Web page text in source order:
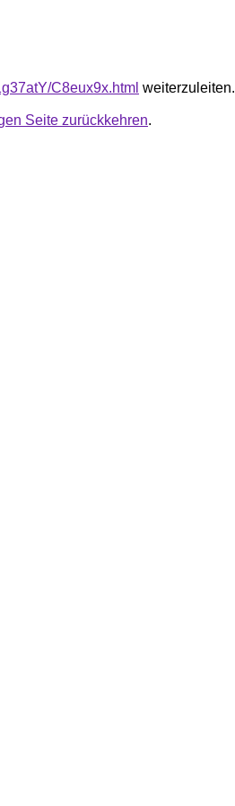
C8eux9x.html weiterzuleiten.
Seite zurückkehren.